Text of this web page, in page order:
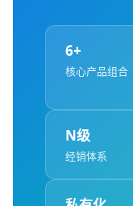
6+
核心产品组合
N级
经销体系